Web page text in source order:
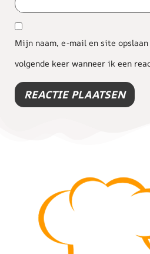
Mijn naam, e-mail en site
volgende keer wanneer ik een